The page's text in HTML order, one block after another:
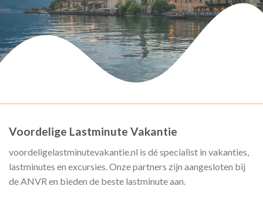
Voordelige Lastminute Vakantie
voordeligelastminutevakantie.nl is dé specialist in vakanties,
lastminutes en excursies. Onze partners zijn aangesloten bij
de ANVR en bieden de beste lastminute aan.